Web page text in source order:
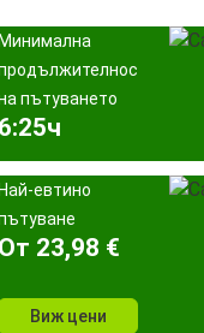
пътуването
евтино
23,98 €
Виж цени